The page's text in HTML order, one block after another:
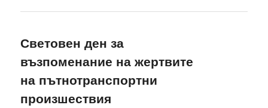
Световен ден за
възпоменание на жертвите
на пътнотранспортни
произшествия